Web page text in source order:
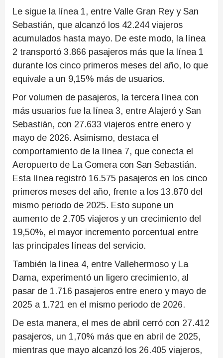
Le sigue la línea 1, entre Valle Gran Rey y San
Sebastián, que alcanzó los 42.244 viajeros
acumulados hasta mayo. De este modo, la línea
2 transportó 3.866 pasajeros más que la línea 1
durante los cinco primeros meses del año, lo que
equivale a un 9,15% más de usuarios.
Por volumen de pasajeros, la tercera línea con
más usuarios fue la línea 3, entre Alajeró y San
Sebastián, con 27.633 viajeros entre enero y
mayo de 2026. Asimismo, destaca el
comportamiento de la línea 7, que conecta el
Aeropuerto de La Gomera con San Sebastián.
Esta línea registró 16.575 pasajeros en los cinco
primeros meses del año, frente a los 13.870 del
mismo periodo de 2025. Esto supone un
aumento de 2.705 viajeros y un crecimiento del
19,50%, el mayor incremento porcentual entre
las principales líneas del servicio.
También la línea 4, entre Vallehermoso y La
Dama, experimentó un ligero crecimiento, al
pasar de 1.716 pasajeros entre enero y mayo de
2025 a 1.721 en el mismo periodo de 2026.
De esta manera, el mes de abril cerró con 27.412
pasajeros, un 1,70% más que en abril de 2025,
mientras que mayo alcanzó los 26.405 viajeros,